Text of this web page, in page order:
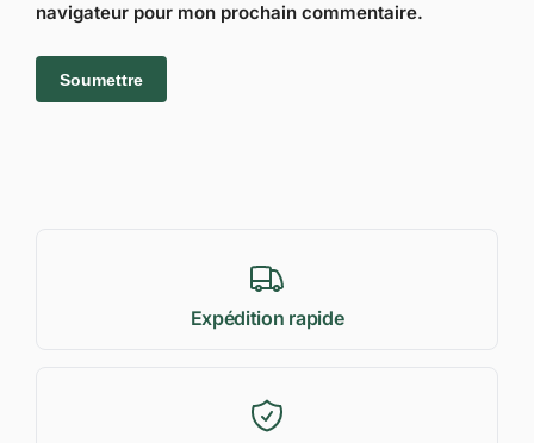
navigateur pour mon prochain commentaire.
Expédition rapide